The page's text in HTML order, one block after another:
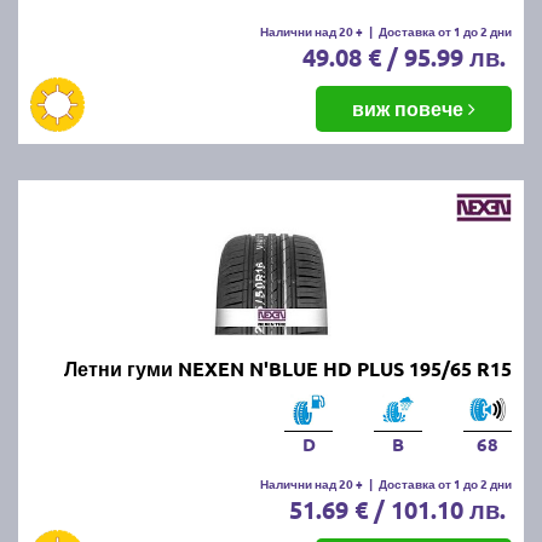
Какво е правилното налягане на
летните гуми?
разположен на вратата на шофьора или капачката
на резервоара. Обикновено налягането варира
между 2.2 и 2.5 бара.
Какво да правим, ако летните
Ако забележите неравномерно износване,
проверете налягането в гумите, направете
Налични над 20 + | Доставка от 1 до 2 дни
49.08 € / 95.99 лв.
виж повече
Летни гуми NEXEN N'BLUE HD PLUS 195/65 R15
D B 68
Налични над 20 + | Доставка от 1 до 2 дни
51.69 € / 101.10 лв.